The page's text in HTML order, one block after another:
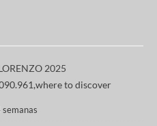
2025
to discover
semanas